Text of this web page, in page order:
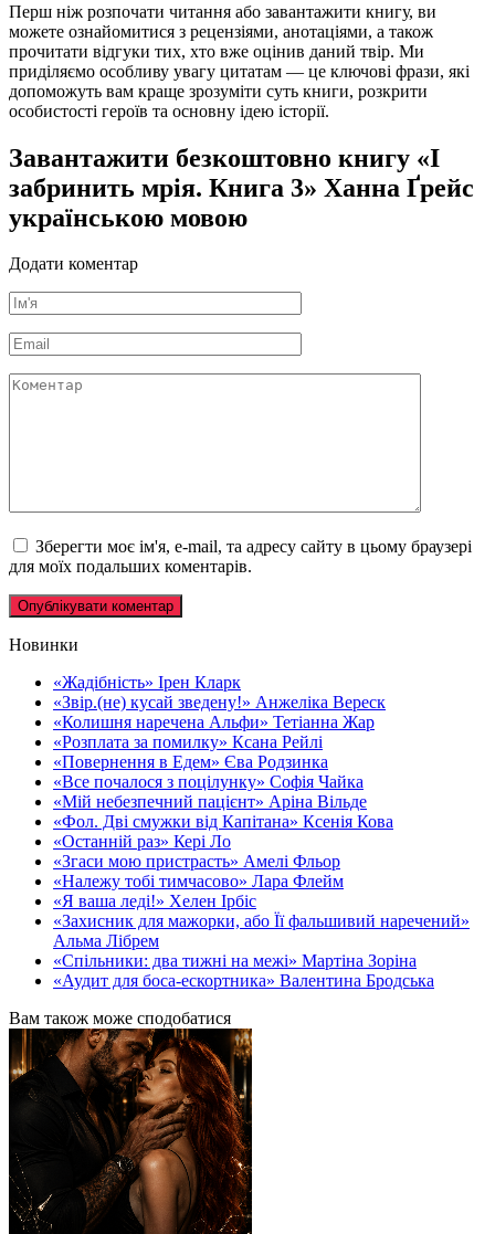
Перш ніж розпочати читання або завантажити книгу, ви
можете ознайомитися з рецензіями, анотаціями, а також
прочитати відгуки тих, хто вже оцінив даний твір. Ми
приділяємо особливу увагу цитатам — це ключові фрази, які
допоможуть вам краще зрозуміти суть книги, розкрити
особистості героїв та основну ідею історії.
Завантажити безкоштовно книгу «І
забринить мрія. Книга 3» Ханна Ґрейс
українською мовою
Додати коментар
Ім'я
*
Email
*
Коментар
Зберегти моє ім'я, e-mail, та адресу сайту в цьому браузері
для моїх подальших коментарів.
Новинки
«Жадібність» Ірен Кларк
«Звір.(не) кусай зведену!» Анжеліка Вереск
«Колишня наречена Альфи» Тетіанна Жар
«Розплата за помилку» Ксана Рейлі
«Повернення в Едем» Єва Родзинка
«Все почалося з поцілунку» Софія Чайка
«Мій небезпечний пацієнт» Аріна Вільде
«Фол. Дві смужки від Капітана» Ксенія Кова
«Останній раз» Кері Ло
«Згаси мою пристрасть» Амелі Фльор
«Належу тобі тимчасово» Лара Флейм
«Я ваша леді!» Хелен Ірбіс
«Захисник для мажорки, або Її фальшивий наречений»
Альма Лібрем
«Спільники: два тижні на межі» Мартіна Зоріна
«Аудит для боса-ескортника» Валентина Бродська
Вам також може сподобатися